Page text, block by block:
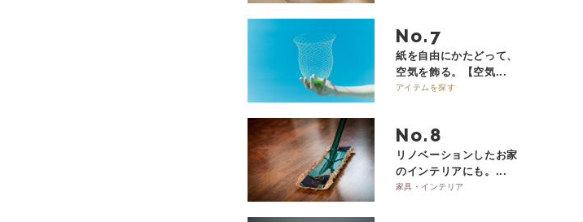
No.
紙を自由にかたどって、
空気を飾る。【空気...
アイテムを探す
No.
リノベーションしたお家
のインテリアにも。...
家具・インテリア